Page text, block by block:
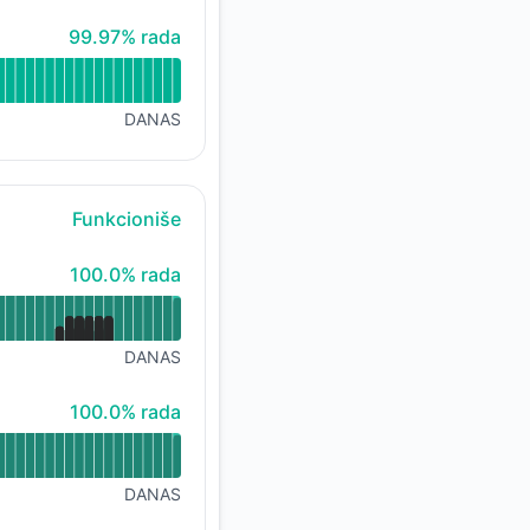
100% - rada
99.97% rada
DANAS
Funkcioniše
100% - rada
100.0% rada
DANAS
100% - rada
100.0% rada
DANAS